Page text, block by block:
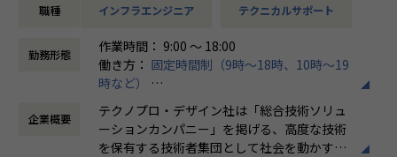
生産ライン設備の保全対応（大手自動車部品メーカー ）
搬送設備の故障対応・定期整備（大手電機メーカー系）
産業ロボット保全・稼働率改善支援（工作機械メーカー）
工作機械の点検・修理対応（化学系製造メーカー）
※案件は随時変動します。ご希望の業種・テーマをお聞きし
た上でマッチングいたします。
職種 インフラエンジニア テクニカルサポート
勤務形態
作業時間： 9:00 ～ 18:00
働き方： 固定時間制（9時～18時、10時～19
時など）
時間外労働の有無： 有（月平均20時間）
休憩時間： 60分
企業概要
テクノプロ・デザイン社は「総合技術ソリュ
ーションカンパニー」を掲げる、高度な技術
を保有する技術者集団として社会を動かすこ